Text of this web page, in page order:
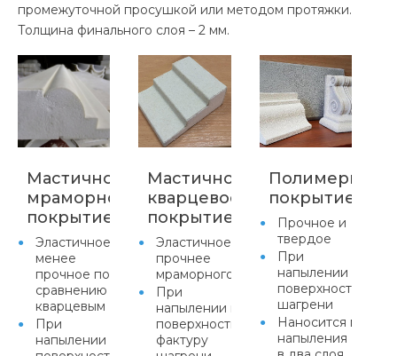
промежуточной просушкой или методом протяжки.
Толщина финального слоя – 2 мм.
Мастичное
мраморное
покрытие
Эластичное,
менее
прочное по
сравнению с
кварцевым
При
напылении придает
Мастичное
кварцевое
покрытие
Эластичное,
прочнее
мраморного
При
напылении придает
поверхности
фактуру
покрытие
Прочное и
твердое
При
напылении
поверхности
шагрени
Наносится
напыления